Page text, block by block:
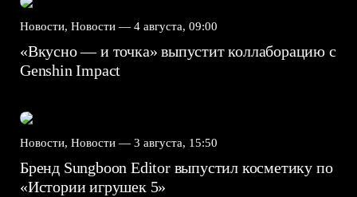
Новости, Новости — 4 августа, 09:00
«Вкусно — и точка» выпустит коллаборацию с
Genshin Impact⁠⁠
Новости, Новости — 3 августа, 15:50
Бренд Sungboon Editor выпустил косметику по
«Истории игрушек 5»